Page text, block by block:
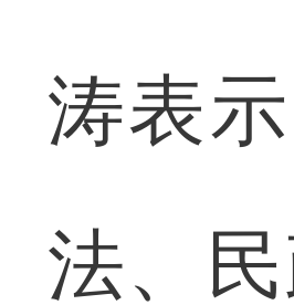
涛表
法、